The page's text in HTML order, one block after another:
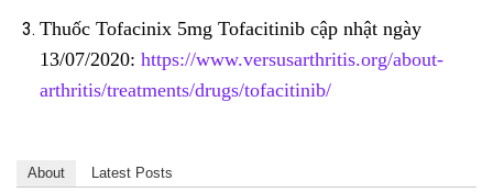
Thuốc Tofacinix 5mg Tofacitinib cập nhật ngày
13/07/2020: https://www.versusarthritis.org/about-
arthritis/treatments/drugs/tofacitinib/
About Latest Posts